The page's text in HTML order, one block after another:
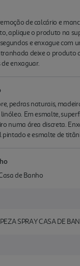
de calcário e
aplique o produto na
e enxague com
deixe o produto
enxaguar.
pedras naturais,
Em esmalte,
numa área discreta.
pintado e esmalte de
de Banho
SPRAY CASA DE